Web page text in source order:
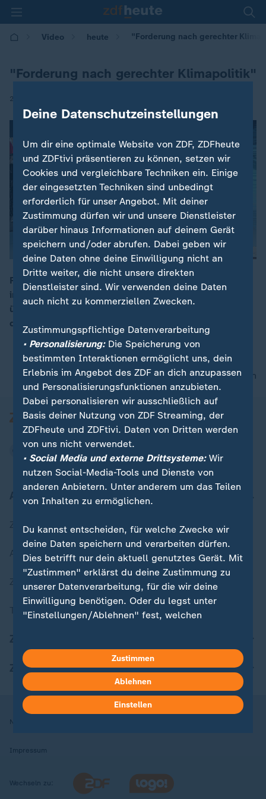
Video heute "Forderung nach gerechter
"Forderung nach gerechter Klimapolitik"
24.09.2021 | 12:00
00:15
Fridays for Future protestiert quer durch Deutschland
in rund 400 Städten. ZDF-Reporterin Stefanie Hayn
über die Botschaft, die die jungen Menschen kurz vor
der Wahl vermitteln wollen.
nach oben
Aktuell bei ZDFheute
Zuletzt veröffentlicht
Aktuelle Sendungs-Videos
ZDFheute Stories
Themen im Überblick
ZDFheute Apps
Nutzungsbedingungen
Impressum
Wechseln zu:
Deine Datenschutzeinstellungen
Um dir eine optimale Website von ZDF, ZDFheute
und ZDFtivi präsentieren zu können, setzen wir
Cookies und vergleichbare Techniken ein. Einige
der eingesetzten Techniken sind unbedingt
erforderlich für unser Angebot. Mit deiner
Zustimmung dürfen wir und unsere Dienstleister
darüber hinaus Informationen auf deinem Gerät
speichern und/oder abrufen. Dabei geben wir
deine Daten ohne deine Einwilligung nicht an
Dritte weiter, die nicht unsere direkten
Dienstleister sind. Wir verwenden deine Daten
auch nicht zu kommerziellen Zwecken.
Zustimmungspflichtige Datenverarbeitung
• Personalisierung:Die Speicherung von
bestimmten Interaktionen ermöglicht uns, dein
Erlebnis im Angebot des ZDF an dich anzupassen
und Personalisierungsfunktionen anzubieten.
Dabei personalisieren wir ausschließlich auf
Basis deiner Nutzung von ZDF Streaming, der
ZDFheute und ZDFtivi. Daten von Dritten werden
von uns nicht verwendet.
• Social Media und externe Drittsysteme:Wir
nutzen Social-Media-Tools und Dienste von
anderen Anbietern. Unter anderem um das Teilen
von Inhalten zu ermöglichen.
Du kannst entscheiden, für welche Zwecke wir
deine Daten speichern und verarbeiten dürfen.
Dies betrifft nur dein aktuell genutztes Gerät. Mit
"Zustimmen" erklärst du deine Zustimmung zu
unserer Datenverarbeitung, für die wir deine
Einwilligung benötigen. Oder du legst unter
"Einstellungen/Ablehnen" fest, welchen
kannst du jederzeit mit Wirkung für die Zukunft
in deinen Einstellungen widerrufen oder ändern.
Hier findest du das Impressum.
Weitere Informationen findest du in unserer
Zustimmen
Ablehnen
Einstellen